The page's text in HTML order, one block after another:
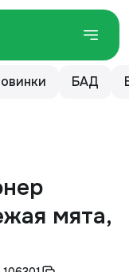
БАД
мята,